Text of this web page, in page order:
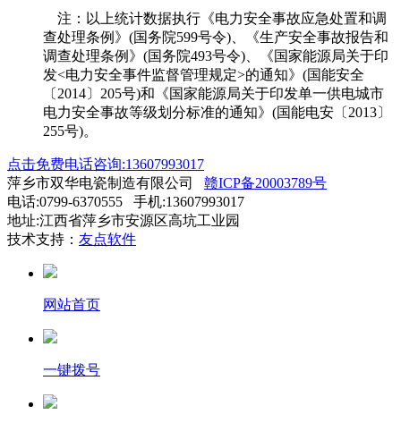
注：以上统计数据执行《电力安全事故应急处置和调
查处理条例》(国务院599号令)、《生产安全事故报告和
调查处理条例》(国务院493号令)、《国家能源局关于印
发<电力安全事件监督管理规定>的通知》(国能安全
〔2014〕205号)和《国家能源局关于印发单一供电城市
电力安全事故等级划分标准的通知》(国能电安〔2013〕
255号)。
点击免费电话咨询:13607993017
萍乡市双华电瓷制造有限公司 赣ICP备20003789号
电话:0799-6370555 手机:13607993017
地址:江西省萍乡市安源区高坑工业园
技术支持： 友点软件
网站首页
一键拨号